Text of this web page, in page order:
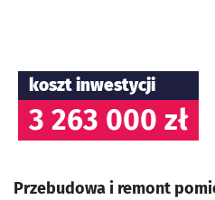
koszt inwestycji
3 263 000 zł
Przebudowa i remont